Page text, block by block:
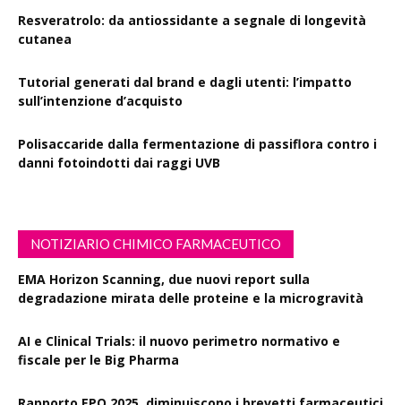
Resveratrolo: da antiossidante a segnale di longevità
cutanea
Tutorial generati dal brand e dagli utenti: l’impatto
sull’intenzione d’acquisto
Polisaccaride dalla fermentazione di passiflora contro i
danni fotoindotti dai raggi UVB
NOTIZIARIO CHIMICO FARMACEUTICO
EMA Horizon Scanning, due nuovi report sulla
degradazione mirata delle proteine e la microgravità
AI e Clinical Trials: il nuovo perimetro normativo e
fiscale per le Big Pharma